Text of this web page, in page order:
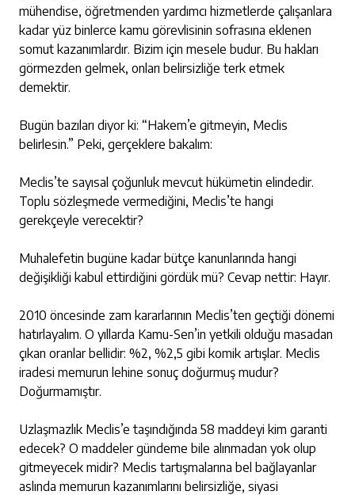
mühendise, öğretmenden yardımcı hizmetlerde çalışanlara
kadar yüz binlerce kamu görevlisinin sofrasına eklenen
somut kazanımlardır. Bizim için mesele budur. Bu hakları
görmezden gelmek, onları belirsizliğe terk etmek
demektir.
Bugün bazıları diyor ki: “Hakem’e gitmeyin, Meclis
belirlesin.” Peki, gerçeklere bakalım:
Meclis’te sayısal çoğunluk mevcut hükümetin elindedir.
Toplu sözleşmede vermediğini, Meclis’te hangi
gerekçeyle verecektir?
Muhalefetin bugüne kadar bütçe kanunlarında hangi
değişikliği kabul ettirdiğini gördük mü? Cevap nettir: Hayır.
2010 öncesinde zam kararlarının Meclis’ten geçtiği dönemi
hatırlayalım. O yıllarda Kamu-Sen’in yetkili olduğu masadan
çıkan oranlar bellidir: %2, %2,5 gibi komik artışlar. Meclis
iradesi memurun lehine sonuç doğurmuş mudur?
Doğurmamıştır.
Uzlaşmazlık Meclis’e taşındığında 58 maddeyi kim garanti
edecek? O maddeler gündeme bile alınmadan yok olup
gitmeyecek midir? Meclis tartışmalarına bel bağlayanlar
aslında memurun kazanımlarını belirsizliğe, siyasi